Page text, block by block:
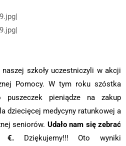
szkoły uczestniczyli w akcji
Pomocy. W tym roku szóstka
puszeczek pieniądze na zakup
dziecięcej medycyny ratunkowej a
seniorów. Udało nam się zebrać
€. Dziękujemy!!! Oto wyniki